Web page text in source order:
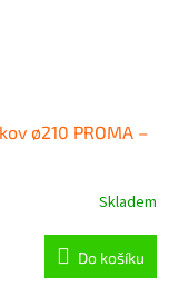
ø210 PROMA –
Skladem
Do košíku